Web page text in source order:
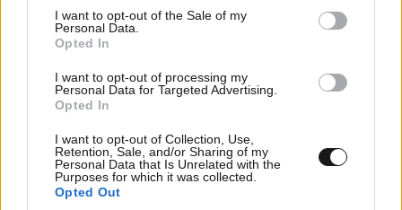
consent section.
I want to opt-out of the Sale of my
Personal Data.
Opted In
I want to opt-out of processing my
Personal Data for Targeted Advertising.
Opted In
I want to opt-out of Collection, Use,
Retention, Sale, and/or Sharing of my
Personal Data that Is Unrelated with the
Purposes for which it was collected.
Opted Out
Xαρακτήρες: 0/1000
Διαβάστε και ακολουθήστε τους κανόνες σχολιασμού
ΠΡΟΣΘΗΚΗ
l.v. 13·07·2024 22:14